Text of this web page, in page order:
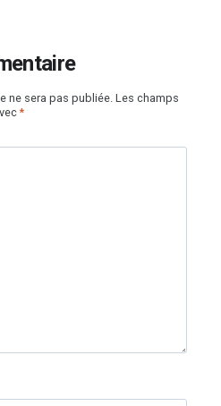
ne sera pas publiée. Les champs
*